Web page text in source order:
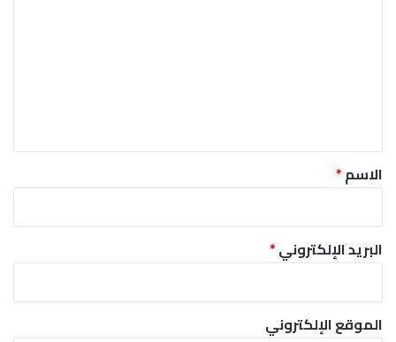
*
الاسم*
البريد الإلكتروني*
الموقع الإلكتروني